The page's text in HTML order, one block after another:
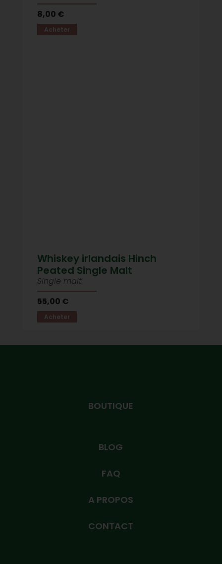
8,00 €
Acheter
Whiskey irlandais Hinch
Peated Single Malt
Single malt
55,00 €
Acheter
BOUTIQUE
BLOG
FAQ
A PROPOS
CONTACT